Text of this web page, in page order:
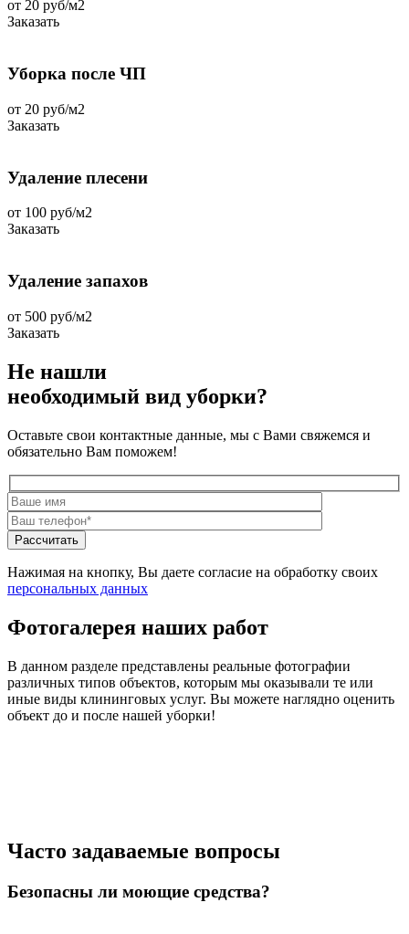
от 20 руб/м2
Заказать
Уборка после ЧП
от 20 руб/м2
Заказать
Удаление плесени
от 100 руб/м2
Заказать
Удаление запахов
от 500 руб/м2
Заказать
Не нашли
необходимый вид уборки?
Оставьте свои контактные данные, мы с Вами свяжемся и
обязательно Вам поможем!
Нажимая на кнопку, Вы даете согласие на обработку своих
персональных данных
Фотогалерея наших работ
В данном разделе представлены реальные фотографии
различных типов объектов, которым мы оказывали те или
иные виды клининговых услуг. Вы можете наглядно оценить
объект до и после нашей уборки!
Часто задаваемые вопросы
Безопасны ли моющие средства?